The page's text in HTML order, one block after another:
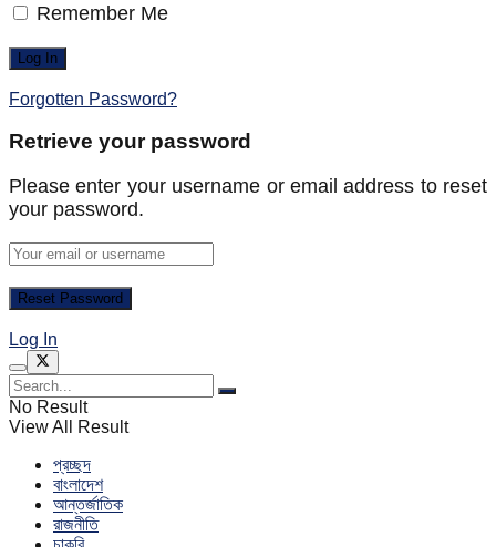
Remember Me
Forgotten Password?
Retrieve your password
Please enter your username or email address to reset
your password.
Log In
No Result
View All Result
প্রচ্ছদ
বাংলাদেশ
আন্তর্জাতিক
রাজনীতি